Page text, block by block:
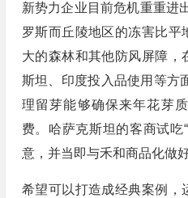
新势力企业目前危机重重进
罗斯而丘陵地区的冻害比平
大的森林和其他防风屏障，
斯坦、印度投入品使用等方
理留芽能够确保来年花芽
费。哈萨克斯坦的客商试吃
意，并当即与禾和商品化做
希望可以打造成经典案例，